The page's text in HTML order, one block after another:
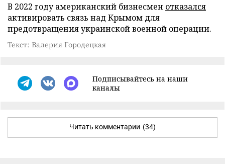
В 2022 году американский бизнесмен отказался
активировать связь над Крымом для
предотвращения украинской военной операции.
Текст: Валерия Городецкая
Подписывайтесь на наши
каналы
Читать комментарии (34)